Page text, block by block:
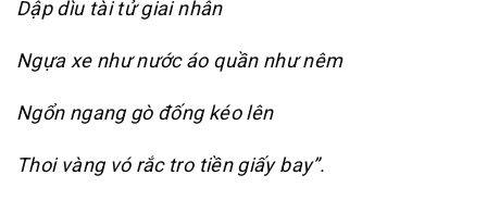
Dập dìu tài tử giai nhân
Ngựa xe như nước áo quần như nêm
Ngổn ngang gò đống kéo lên
Thoi vàng vó rắc tro tiền giấy bay”.